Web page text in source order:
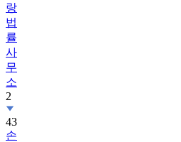
랑
법
률
사
무
소
2
43
손